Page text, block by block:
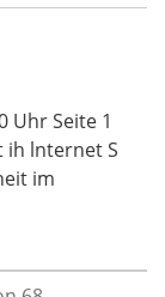
Uhr Seite 1
ih lnternet S
im